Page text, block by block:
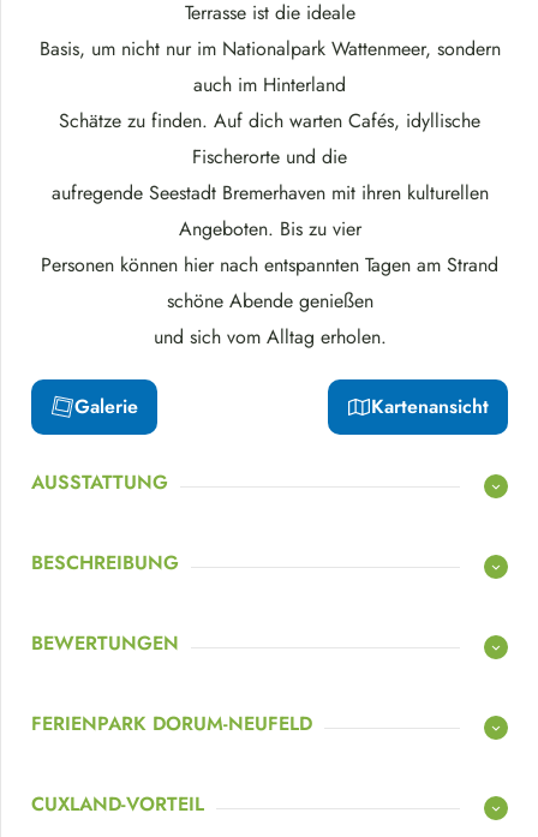
Terrasse ist die ideale
Basis, um nicht nur im Nationalpark Wattenmeer, sondern
auch im Hinterland
Schätze zu finden. Auf dich warten Cafés, idyllische
Fischerorte und die
aufregende Seestadt Bremerhaven mit ihren kulturellen
Angeboten. Bis zu vier
Personen können hier nach entspannten Tagen am Strand
schöne Abende genießen
und sich vom Alltag erholen.
Galerie Kartenansicht
AUSSTATTUNG
BESCHREIBUNG
BEWERTUNGEN
FERIENPARK DORUM-NEUFELD
CUXLAND-VORTEIL